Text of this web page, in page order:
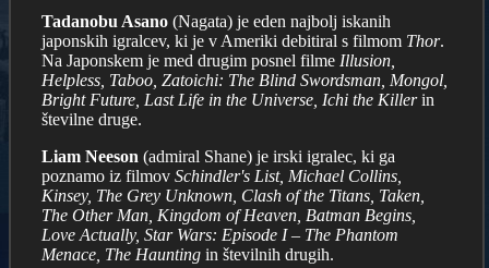
Tadanobu Asano (Nagata) je eden najbolj iskanih
japonskih igralcev, ki je v Ameriki debitiral s filmom Thor.
Na Japonskem je med drugim posnel filme Illusion,
Helpless, Taboo, Zatoichi: The Blind Swordsman, Mongol,
Bright Future, Last Life in the Universe, Ichi the Killerin
številne druge.
Liam Neeson (admiral Shane) je irski igralec, ki ga
poznamo iz filmov Schindler's List, Michael Collins,
Kinsey, The Grey Unknown, Clash of the Titans, Taken,
The Other Man, Kingdom of Heaven, Batman Begins,
Love Actually, Star Wars: Episode I – The Phantom
Menace, The Haunting in številnih drugih.